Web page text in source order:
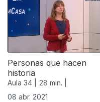
Personas que hacen
historia
Aula 34 |
28 min. |
08 abr. 2021